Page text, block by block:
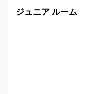
ジュニア ルーム